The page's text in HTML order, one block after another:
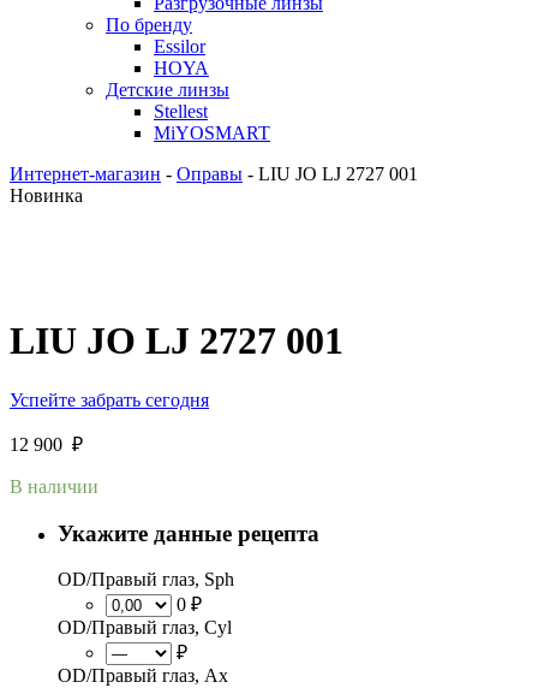
По бренду
Essilor
HOYA
Детские линзы
Stellest
MiYOSMART
Интернет-магазин - Оправы - LIU JO LJ 2727 001
Новинка
LIU JO LJ 2727 001
Успейте забрать сегодня
12 900 ₽
В наличии
Укажите данные рецепта
OD/Правый глаз, Sph
0 ₽
OD/Правый глаз, Cyl
₽
OD/Правый глаз, Ax